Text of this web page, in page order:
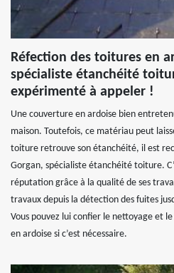
Réfection des toitures en
spécialiste étanchéité
expérimenté à appeler !
Une couverture en ardoise bien
maison. Toutefois, ce matériau peut
toiture retrouve son étanchéité, il est
Gorgan, spécialiste étanchéité toiture.
réputation grâce à la qualité de ses
travaux depuis la détection des fuites
Vous pouvez lui confier le nettoyage et
en ardoise si c’est nécessaire.